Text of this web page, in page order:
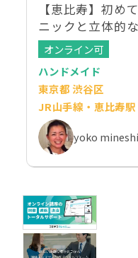
【恵比寿】初め
ニックと立体的
オンライン可
ハンドメイド
東京都 渋谷区
JR山手線・恵比寿駅
yoko